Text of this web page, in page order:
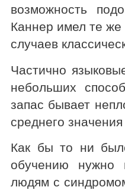
возможность
Каннер имел те же
случаев
Частично
небольших
запас бывает
среднего
Как бы то ни
обучению нужно
людям с